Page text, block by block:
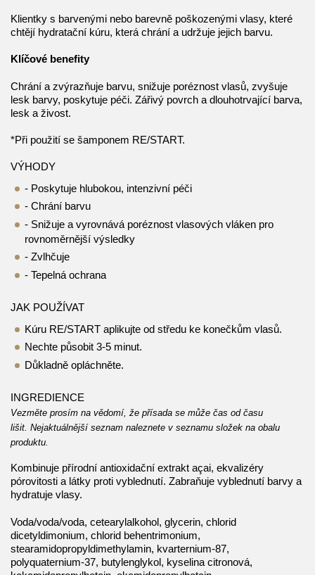
Klientky s barvenými nebo barevně poškozenými vlasy, které
chtějí hydratační kúru, která chrání a udržuje jejich barvu.
Klíčové benefity
Chrání a zvýrazňuje barvu, snižuje poréznost vlasů, zvyšuje
lesk barvy, poskytuje péči. Zářivý povrch a dlouhotrvající barva,
lesk a živost.
*Při použití se šamponem RE/START.
VÝHODY
- Poskytuje hlubokou, intenzivní péči
- Chrání barvu
- Snižuje a vyrovnává poréznost vlasových vláken pro
rovnoměrnější výsledky
- Zvlhčuje
- Tepelná ochrana
JAK POUŽÍVAT
Kúru RE/START aplikujte od středu ke konečkům vlasů.
Nechte působit 3-5 minut.
Důkladně opláchněte.
INGREDIENCE
Vezměte prosím na vědomí, že přísada se může čas od času
lišit. Nejaktuálnější seznam naleznete v seznamu složek na obalu
produktu.
Kombinuje přírodní antioxidační extrakt açai, ekvalizéry
pórovitosti a látky proti vyblednutí. Zabraňuje vyblednutí barvy a
hydratuje vlasy.
Voda/voda/voda, cetearylalkohol, glycerin, chlorid
dicetyldimonium, chlorid behentrimonium,
stearamidopropyldimethylamin, kvarternium-87,
polyquaternium-37, butylenglykol, kyselina citronová,